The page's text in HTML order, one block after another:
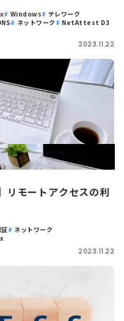
Windows
テレワーク
ネットワーク
NetAttest D3
2023.11.22
リモートアクセスの利
ネットワーク
2023.11.22